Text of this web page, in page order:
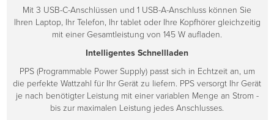
Mit 3 USB-C-Anschlüssen und 1 USB-A-Anschluss können Sie
Ihren Laptop, Ihr Telefon, Ihr tablet oder Ihre Kopfhörer gleichzeitig
mit einer Gesamtleistung von 145 W aufladen.
Intelligentes Schnellladen
PPS (Programmable Power Supply) passt sich in Echtzeit an, um
die perfekte Wattzahl für Ihr Gerät zu liefern. PPS versorgt Ihr Gerät
je nach benötigter Leistung mit einer variablen Menge an Strom -
bis zur maximalen Leistung jedes Anschlusses.